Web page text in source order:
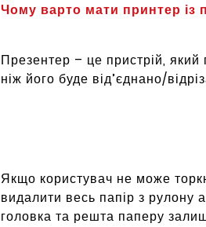
Чому варто мати принтер із
Презентер – це пристрій, який
ніж його буде від’єднано/
Якщо користувач не може
видалити весь папір з рулону
головка та решта паперу